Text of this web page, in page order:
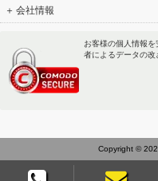
会社情報
お客様の個人情報
者によるデータの改
Copyright ©